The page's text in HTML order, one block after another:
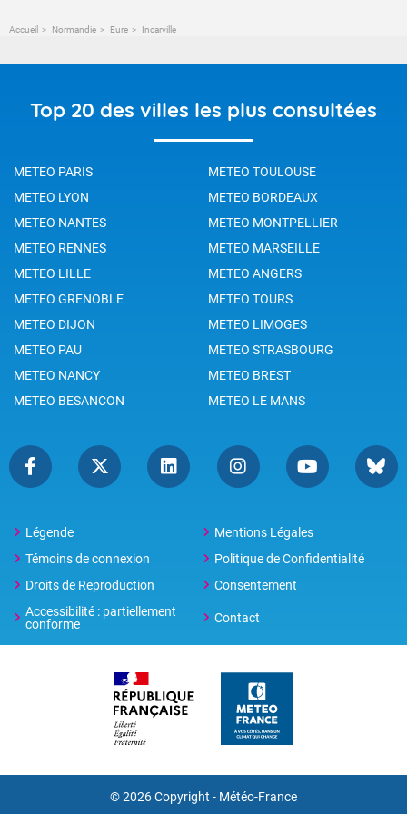
Accueil Normandie Eure Incarville
Top 20 des villes les plus consultées
METEO PARIS
METEO TOULOUSE
METEO LYON
METEO BORDEAUX
METEO NANTES
METEO MONTPELLIER
METEO RENNES
METEO MARSEILLE
METEO LILLE
METEO ANGERS
METEO GRENOBLE
METEO TOURS
METEO DIJON
METEO LIMOGES
METEO PAU
METEO STRASBOURG
METEO NANCY
METEO BREST
METEO BESANCON
METEO LE MANS
Légende
Mentions Légales
Témoins de connexion
Politique de Confidentialité
Droits de Reproduction
Consentement
Accessibilité : partiellement
conforme
Contact
© 2026 Copyright - Météo-France